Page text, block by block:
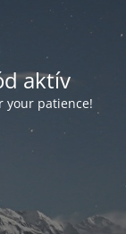
aktív
your patience!